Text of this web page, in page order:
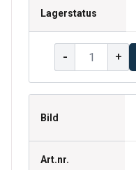
Lagerstatus
- +
Bild
Art.nr.